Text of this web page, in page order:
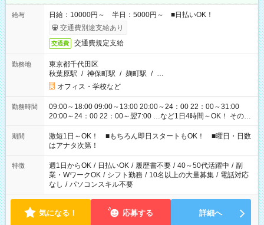
給与
日給：10000円～ 半日：5000円～ ■日払いOK！
交通費別途支給あり
交通費 交通費規定支給
勤務地
東京都千代田区
秋葉原駅 / 神保町駅 / 麹町駅 / …
オフィス・学校など
勤務時間
09:00～18:00 09:00～13:00 20:00～24：00 22：00～31:00
20:00～24：00 22：00～翌7:00 …など1日4時間～OK！ その他
シフトもございます！ お気軽にご相談ください！
期間
激短1日～OK！ ■もちろん即日スタートもOK！ ■曜日・日数
はアナタ次第！
特徴 週1日からOK / 日払いOK / 履歴書不要 / 40～50代活躍中 / 副
業・WワークOK / シフト勤務 / 10名以上の大量募集 / 電話対応
なし / パソコンスキル不要
気になる！ 応募する 詳細へ